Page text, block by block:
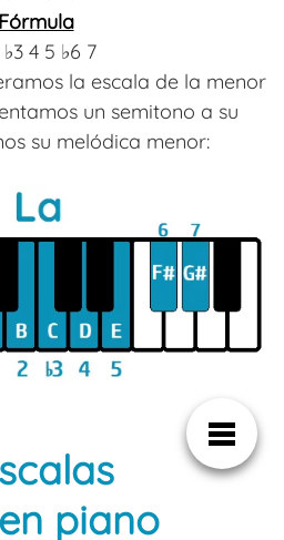
Fórmula
♭3 4 5 ♭6 7
la escala de la menor
un semitono a su
su melódica menor:
piano